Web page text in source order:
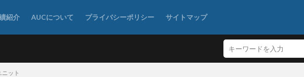
紹介 AUCについて プライバシーポリシー サイトマップ
ット